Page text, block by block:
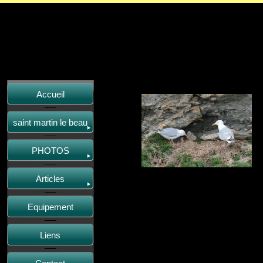
Accueil
saint martin le beau
PHOTOS
Articles
Equipement
Liens